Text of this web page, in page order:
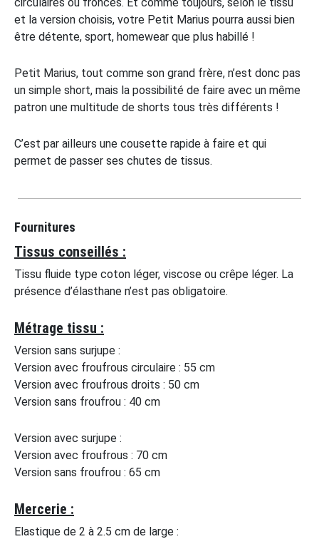
et la version choisis, votre Petit Marius pourra aussi bien
être détente, sport, homewear que plus habillé !
Petit Marius, tout comme son grand frère, n’est donc pas
un simple short, mais la possibilité de faire avec un même
patron une multitude de shorts tous très différents !
C’est par ailleurs une cousette rapide à faire et qui
permet de passer ses chutes de tissus.
Fournitures
Tissus conseillés :
Tissu fluide type coton léger, viscose ou crêpe léger. La
présence d’élasthane n’est pas obligatoire.
Métrage tissu :
Version sans surjupe :
Version avec froufrous circulaire : 55 cm
Version avec froufrous droits : 50 cm
Version sans froufrou : 40 cm
Version avec surjupe :
Version avec froufrous : 70 cm
Version sans froufrou : 65 cm
Mercerie :
Elastique de 2 à 2.5 cm de large :